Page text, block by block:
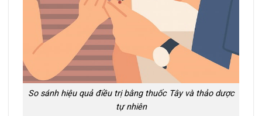
So sánh hiệu quả điều trị bằng thuốc Tây và thảo dược
tự nhiên